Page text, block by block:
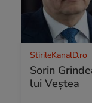
StirileKanalD.ro
Sorin
lui Veștea